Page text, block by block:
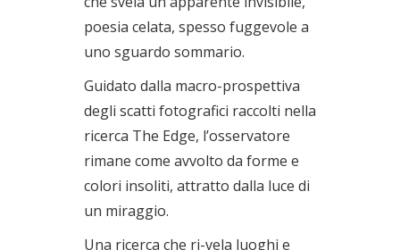
poesia celata, spesso fuggevole a
uno sguardo sommario.
Guidato dalla macro-prospettiva
degli scatti fotografici raccolti nella
ricerca The Edge, l’osservatore
rimane come avvolto da forme e
colori insoliti, attratto dalla luce di
un miraggio.
Una ricerca che ri-vela luoghi e